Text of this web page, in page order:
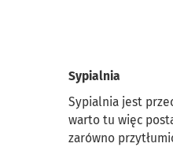
Sypialnia
Sypialnia jest
warto tu więc
zarówno